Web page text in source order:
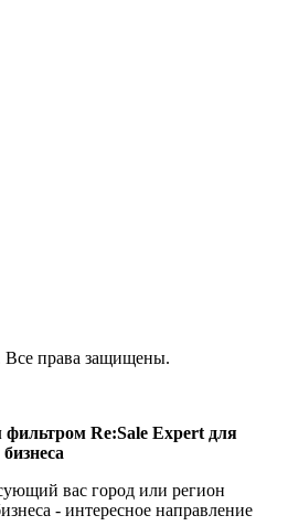
Все права защищены.
фильтром Re:Sale Expert для
вас город или регион
- интересное направление